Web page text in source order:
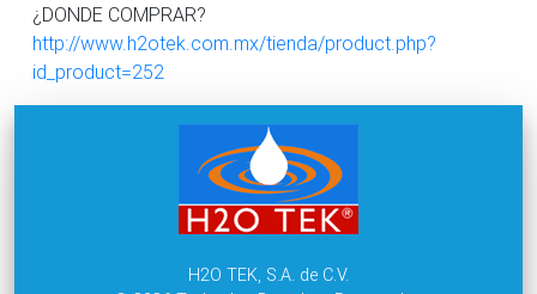
¿DONDE COMPRAR?
http://www.h2otek.com.mx/tienda/product.php?
id_product=252
H2O TEK, S.A. de C.V.